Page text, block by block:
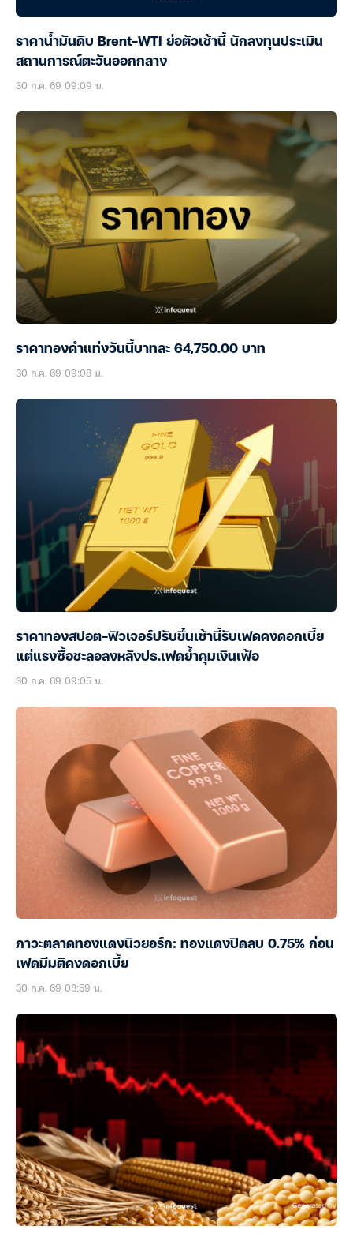
ราคาน้ำมันดิบ Brent-WTI ย่อตัวเช้านี้ นักลงทุนประเมิน
สถานการณ์ตะวันออกกลาง
30 ก.ค. 69 09:09 น.
ราคาทองคำแท่งวันนี้บาทละ 64,750.00 บาท
30 ก.ค. 69 09:08 น.
ราคาทองสปอต-ฟิวเจอร์ปรับขึ้นเช้านี้รับเฟดคงดอกเบี้ย
แต่แรงซื้อชะลอลงหลังปธ.เฟดย้ำคุมเงินเฟ้อ
30 ก.ค. 69 09:05 น.
ภาวะตลาดทองแดงนิวยอร์ก: ทองแดงปิดลบ 0.75% ก่อน
เฟดมีมติคงดอกเบี้ย
30 ก.ค. 69 08:59 น.